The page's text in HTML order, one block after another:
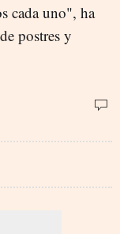
cada uno", ha
postres y